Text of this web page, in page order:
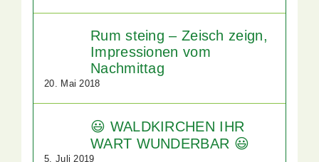
Rum steing – Zeisch zeign,
Impressionen vom
Nachmittag
20. Mai 2018
😃 WALDKIRCHEN IHR
WART WUNDERBAR 😃
5. Juli 2019